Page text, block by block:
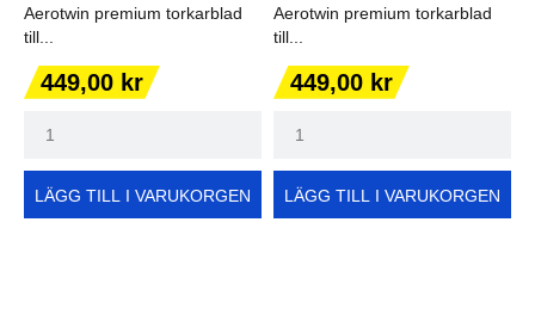
Aerotwin premium torkarblad
till...
Pris
449,00 kr
LÄGG TILL I VARUKORGEN
Aerotwin premium torkarblad
till...
Pris
449,00 kr
LÄGG TILL I VARUKORGEN